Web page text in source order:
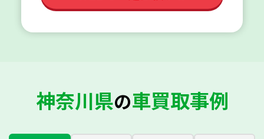
神奈川県の車買取事例